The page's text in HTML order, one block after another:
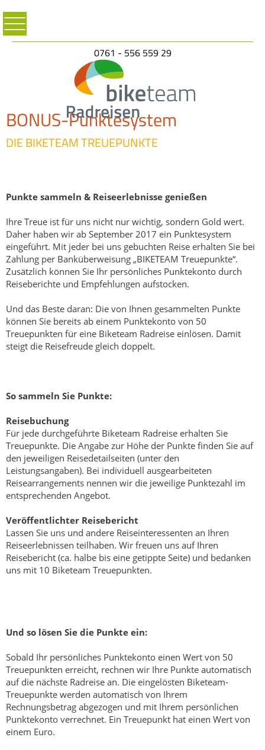
0761 - 556 559 29
BONUS-Punktesystem
DIE BIKETEAM TREUEPUNKTE
Punkte sammeln & Reiseerlebnisse genießen
Ihre Treue ist für uns nicht nur wichtig, sondern Gold wert.
Daher haben wir ab September 2017 ein Punktesystem
eingeführt. Mit jeder bei uns gebuchten Reise erhalten Sie bei
Zahlung per Banküberweisung „BIKETEAM Treuepunkte“.
Zusätzlich können Sie Ihr persönliches Punktekonto durch
Reiseberichte und Empfehlungen aufstocken.
Und das Beste daran: Die von Ihnen gesammelten Punkte
können Sie bereits ab einem Punktekonto von 50
Treuepunkten für eine Biketeam Radreise einlösen. Damit
steigt die Reisefreude gleich doppelt.
So sammeln Sie Punkte:
Reisebuchung
Für jede durchgeführte Biketeam Radreise erhalten Sie
Treuepunkte. Die Angabe zur Höhe der Punkte finden Sie auf
den jeweiligen Reisedetailseiten (unter den
Leistungsangaben). Bei individuell ausgearbeiteten
Reisearrangements nennen wir die jeweilige Punktezahl im
entsprechenden Angebot.
Veröffentlichter Reisebericht
Lassen Sie uns und andere Reiseinteressenten an Ihren
Reiseerlebnissen teilhaben. Wir freuen uns auf Ihren
Reisebericht (ca. halbe bis eine getippte Seite) und bedanken
uns mit 10 Biketeam Treuepunkten.
Und so lösen Sie die Punkte ein:
Sobald Ihr persönliches Punktekonto einen Wert von 50
Treuepunkten erreicht, rechnen wir Ihre Punkte automatisch
auf die nächste Radreise an. Die eingelösten Biketeam-
Treuepunkte werden automatisch von Ihrem
Rechnungsbetrag abgezogen und mit Ihrem persönlichen
Punktekonto verrechnet. Ein Treuepunkt hat einen Wert von
einem Euro.